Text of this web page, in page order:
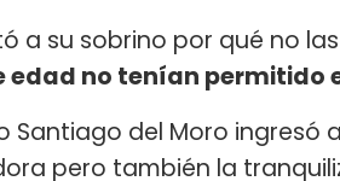
a su sobrino por qué no
edad no tenían permitido
Santiago del Moro ingresó
pero también la